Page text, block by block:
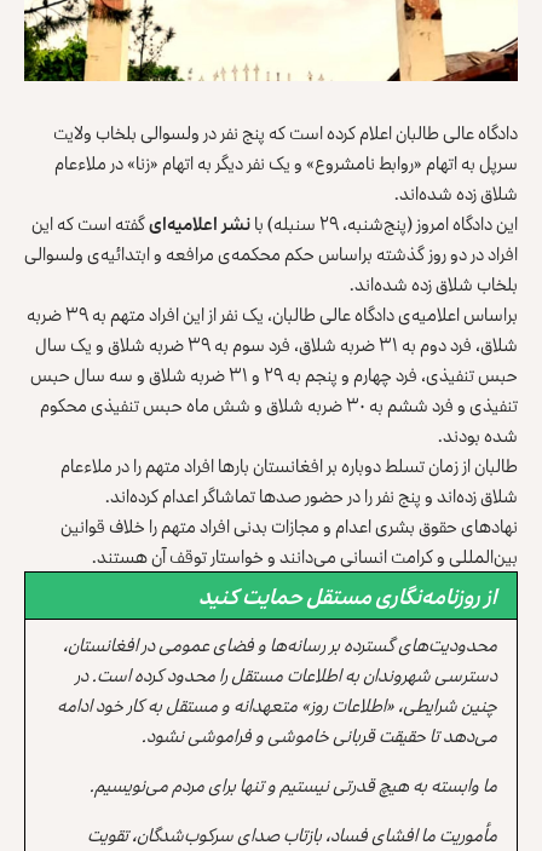
دادگاه عالی طالبان اعلام کرده است که پنج نفر در ولسوالی بلخاب ولایت
سرپل به اتهام «روابط نامشروع» و یک نفر دیگر به اتهام «زنا» در ملاءعام
شلاق زده شده‌اند.
این دادگاه امروز (پنج‌شنبه، ۲۹ سنبله) با
نشر اعلامیه‌‌ایگفته است که این
افراد در دو روز گذشته براساس حکم محکمه‌ی مرافعه‌ و ابتدائیه‌ی ولسوالی
بلخاب شلاق زده شده‌اند.
براساس اعلامیه‌ی دادگاه عالی طالبان، یک نفر از این افراد متهم به ۳۹ ضربه
شلاق، فرد دوم به ۳۱ ضربه شلاق، فرد سوم به ۳۹ ضربه شلاق و یک سال
حبس تنفیذی، فرد چهارم و پنجم به ۲۹ و ۳۱ ضربه شلاق و سه سال حبس
تنفیذی و فرد ششم به ۳۰ ضربه شلاق و شش ماه حبس تنفیذی محکوم
شده‌ بودند.
طالبان از زمان تسلط دوباره بر افغانستان بارها افراد متهم را در ملاءعام
شلاق زده‌اند و پنج نفر را در حضور صدها تماشاگر اعدام کرده‌اند.
نهادهای حقوق‌ بشری اعدام و مجازات بدنی افراد متهم را خلاف قوانین
بین‌المللی و کرامت انسانی می‌دانند و خواستار توقف آن هستند.
از روزنامه‌نگاری مستقل حمایت کنید
محدودیت‌های گسترده بر رسانه‌ها و فضای عمومی در افغانستان،
دسترسی شهروندان به اطلاعات مستقل را محدود کرده است. در
چنین شرایطی، «اطلاعات روز» متعهدانه و مستقل به کار خود ادامه
می‌دهد تا حقیقت قربانی خاموشی و فراموشی نشود.
ما وابسته به هیچ قدرتی نیستیم و تنها برای مردم می‌نویسیم.
مأموریت ما افشای فساد، بازتاب صدای سرکوب‌شدگان، تقویت